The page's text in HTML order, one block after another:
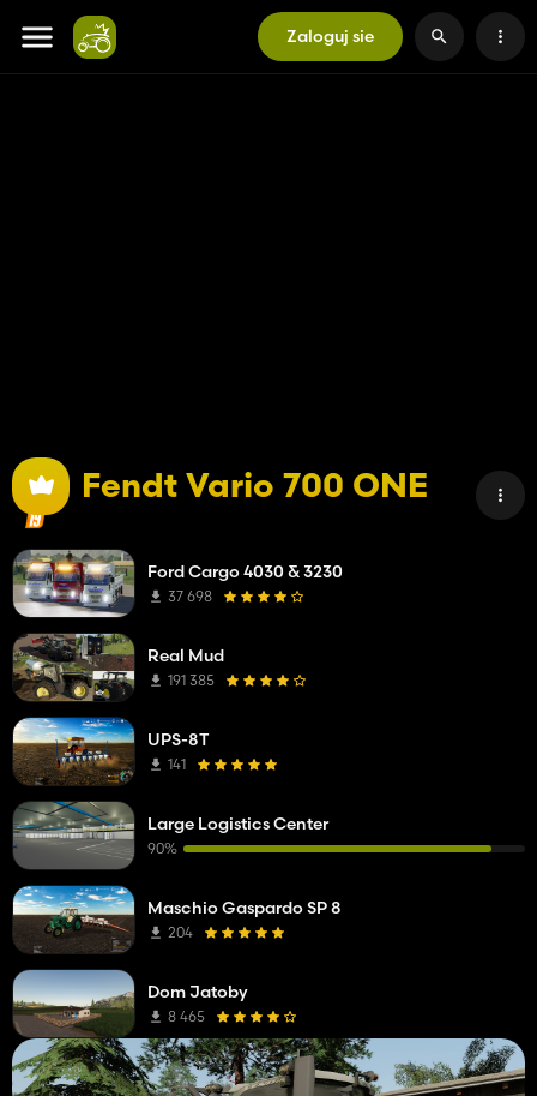
Zaloguj sie
Fendt Vario 700 ONE
Ford Cargo 4030 & 3230
37 698
Real Mud
191 385
UPS-8T
141
Large Logistics Center
90%
Maschio Gaspardo SP 8
204
Dom Jatoby
8 465